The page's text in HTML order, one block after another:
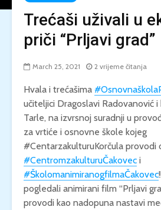
Trećaši uživali u
priči “Prljavi grad”
March 25, 2021 2 vrijeme čitanja
Hvala i trećašima
učiteljici Dragoslavi Radovanović i
Tarle, na izvrsnoj suradnji u
za vrtiće i osnovne škole kojeg
#CentarzakulturuKorčula provodi
#CentromzakulturuČakovec i
#ŠkolomanimiranogfilmaČakovec
pogledali animirani film “Prljavi
provodi kao nadopuna nastavi